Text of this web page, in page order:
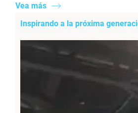
Vea más
Inspirando a la próxima